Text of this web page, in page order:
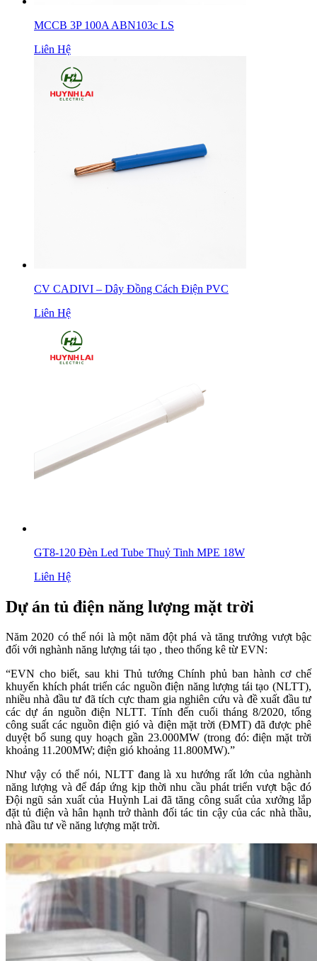
MCCB 3P 100A ABN103c LS
Liên Hệ
CV CADIVI – Dây Đồng Cách Điện PVC
Liên Hệ
GT8-120 Đèn Led Tube Thuỷ Tinh MPE 18W
Liên Hệ
Dự án tủ điện năng lượng mặt trời
Năm 2020 có thể nói là một năm đột phá và tăng trưởng vượt bậc
đối với nghành năng lượng tái tạo , theo thống kê từ EVN:
“EVN cho biết, sau khi Thủ tướng Chính phủ ban hành cơ chế
khuyến khích phát triển các nguồn điện năng lượng tái tạo (NLTT),
nhiều nhà đầu tư đã tích cực tham gia nghiên cứu và đề xuất đầu tư
các dự án nguồn điện NLTT. Tính đến cuối tháng 8/2020, tổng
công suất các nguồn điện gió và điện mặt trời (ĐMT) đã được phê
duyệt bổ sung quy hoạch gần 23.000MW (trong đó: điện mặt trời
khoảng 11.200MW; điện gió khoảng 11.800MW).”
Như vậy có thể nói, NLTT đang là xu hướng rất lớn của nghành
năng lượng và để đáp ứng kịp thời nhu cầu phát triển vượt bậc đó
Đội ngũ sản xuất của Huỳnh Lai đã tăng công suất của xưởng lắp
đặt tủ điện và hân hạnh trở thành đối tác tin cậy của các nhà thầu,
nhà đầu tư về năng lượng mặt trời.